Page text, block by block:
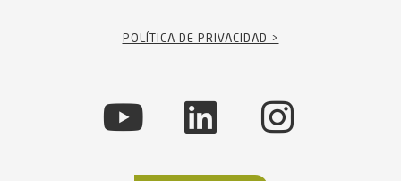
POLÍTICA DE PRIVACIDAD >